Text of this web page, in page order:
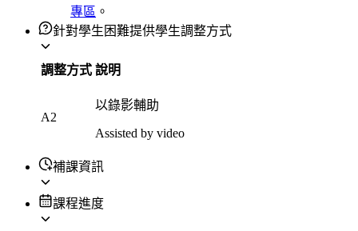
專區 。
針對學生困難提供學生調整方式
調整方式 說明
A2
以錄影輔助
Assisted by video
補課資訊
課程進度